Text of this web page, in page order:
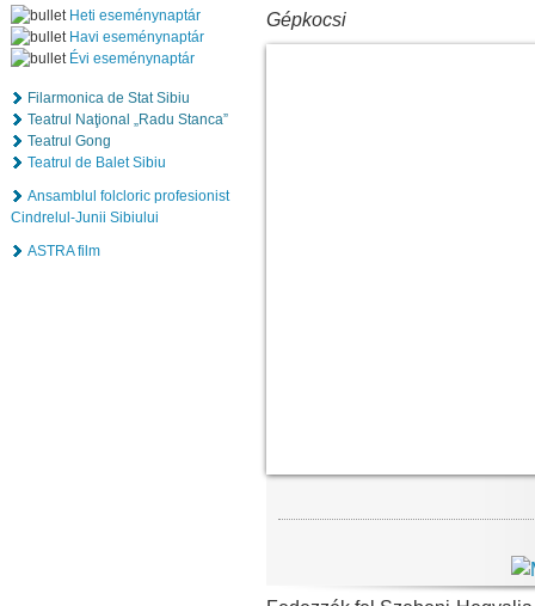
Heti eseménynaptár
Havi eseménynaptár
Évi eseménynaptár
Filarmonica de Stat Sibiu
Teatrul Naţional „Radu Stanca”
Teatrul Gong
Teatrul de Balet Sibiu
Ansamblul folcloric profesionist
Cindrelul-Junii Sibiului
ASTRA film
Gépkocsi